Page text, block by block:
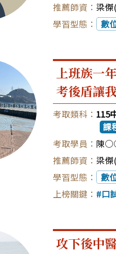
梁
數
上班族一
考後盾讓
115
課
陳
梁
數
口
攻下後中